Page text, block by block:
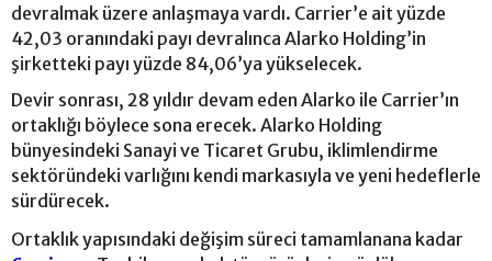
devralmak üzere anlaşmaya vardı. Carrier’e ait yüzde
42,03 oranındaki payı devralınca Alarko Holding’in
şirketteki payı yüzde 84,06’ya yükselecek.
Devir sonrası, 28 yıldır devam eden Alarko ile Carrier’ın
ortaklığı böylece sona erecek. Alarko Holding
bünyesindeki Sanayi ve Ticaret Grubu, iklimlendirme
sektöründeki varlığını kendi markasıyla ve yeni hedeflerle
sürdürecek.
Ortaklık yapısındaki değişim süreci tamamlanana kadar